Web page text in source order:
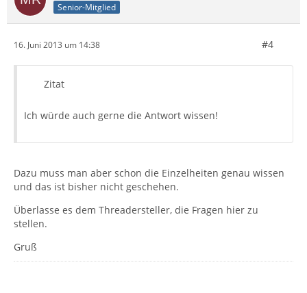
Senior-Mitglied
16. Juni 2013 um 14:38 #4
Zitat
Ich würde auch gerne die Antwort wissen!
Dazu muss man aber schon die Einzelheiten genau wissen
und das ist bisher nicht geschehen.
Überlasse es dem Threadersteller, die Fragen hier zu
stellen.
Gruß